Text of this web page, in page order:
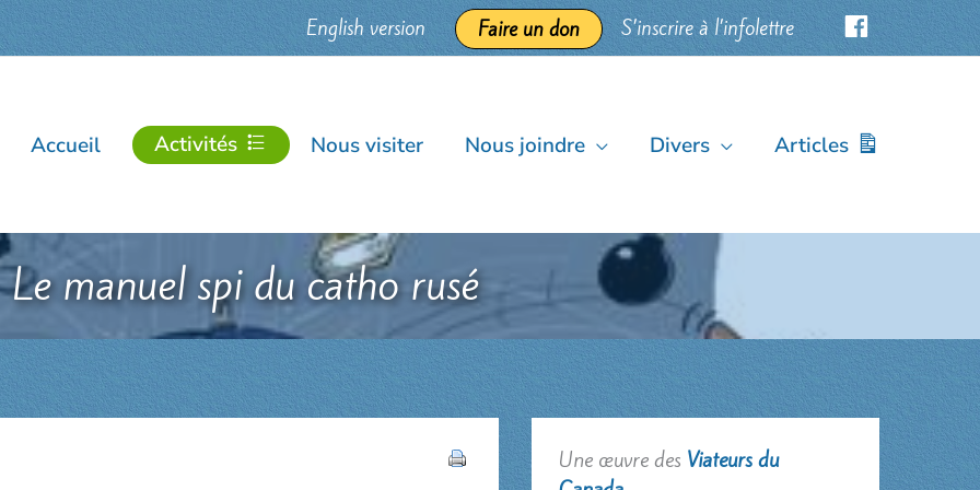
English version Faire un don S’inscrire à l’infolettre
Accueil Activités Nous visiter Nous joindre Divers Articles
Le manuel spi du catho rusé
Une œuvre des Viateurs du